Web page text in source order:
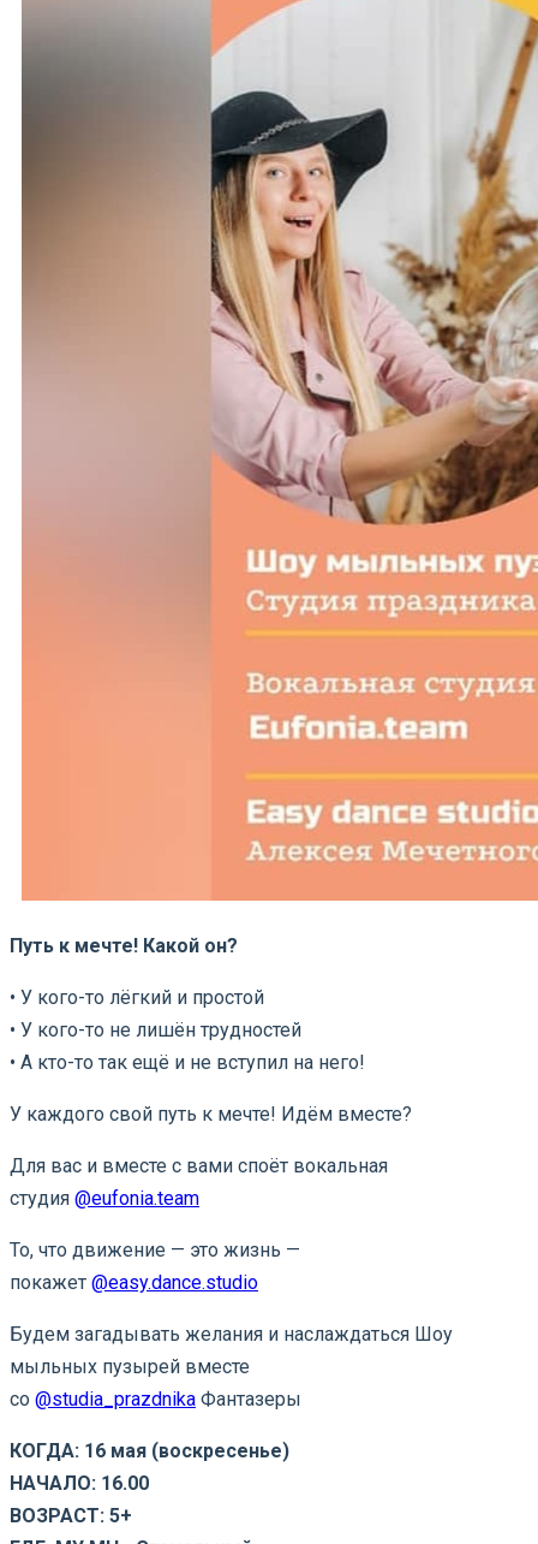
Путь к мечте! Какой он?
• У кого-то лёгкий и простой
• У кого-то не лишён трудностей
• А кто-то так ещё и не вступил на него!
У каждого свой путь к мечте! Идём вместе?
Для вас и вместе с вами споёт вокальная
студия @eufonia.team
То, что движение — это жизнь —
покажет @easy.dance.studio
Будем загадывать желания и наслаждаться Шоу
мыльных пузырей вместе
со @studia_prazdnika Фантазеры
КОГДА: 16 мая (воскресенье)
НАЧАЛО: 16.00
ВОЗРАСТ: 5+